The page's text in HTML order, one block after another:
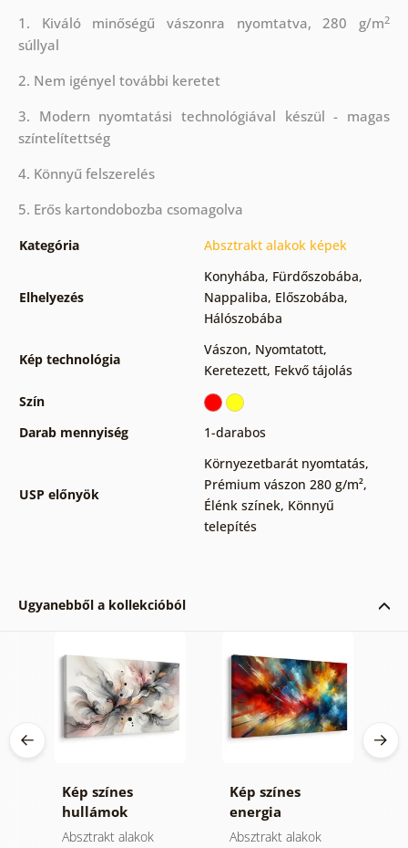
1. Kiváló minőségű vászonra nyomtatva, 280 g/m2
súllyal
2. Nem igényel további keretet
3. Modern nyomtatási technológiával készül - magas
színtelítettség
4. Könnyű felszerelés
5. Erős kartondobozba csomagolva
Kategória Absztrakt alakok képek
Elhelyezés
Konyhába, Fürdőszobába,
Nappaliba, Előszobába,
Hálószobába
Kép technológia
Vászon, Nyomtatott,
Keretezett, Fekvő tájolás
Szín
Darab mennyiség
1-darabos
USP előnyök
Környezetbarát nyomtatás,
Prémium vászon 280 g/m²,
Élénk színek, Könnyű
telepítés
Ugyanebből a kollekcióból
Kép színes
hullámok
könnyedsége
Absztrakt alakok
Kép színes
energia
robbanása
Absztrakt alakok